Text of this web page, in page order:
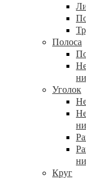
Полоса
Уголок
Круг